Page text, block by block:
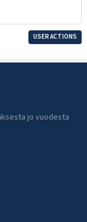
USER ACTIONS
jo vuodesta